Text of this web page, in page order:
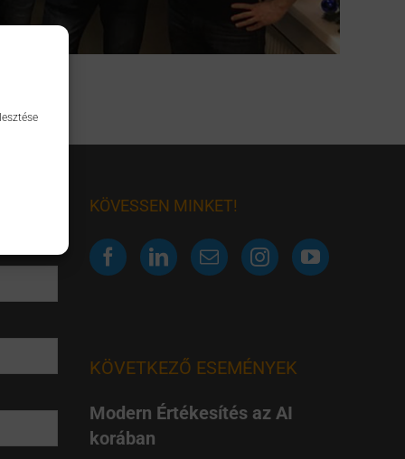
KÖVESSEN MINKET!
KÖVETKEZŐ ESEMÉNYEK
Modern Értékesítés az AI
korában